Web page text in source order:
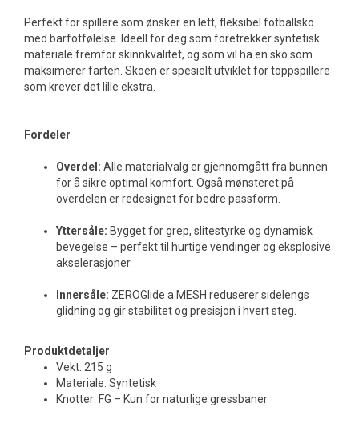
Perfekt for spillere som ønsker en lett, fleksibel fotballsko
med barfotfølelse. Ideell for deg som foretrekker syntetisk
materiale fremfor skinnkvalitet, og som vil ha en sko som
maksimerer farten. Skoen er spesielt utviklet for toppspillere
som krever det lille ekstra.
Fordeler
Overdel: Alle materialvalg er gjennomgått fra bunnen
for å sikre optimal komfort. Også mønsteret på
overdelen er redesignet for bedre passform.
Yttersåle: Bygget for grep, slitestyrke og dynamisk
bevegelse – perfekt til hurtige vendinger og eksplosive
akselerasjoner.
Innersåle: ZEROGlide a MESH reduserer sidelengs
glidning og gir stabilitet og presisjon i hvert steg.
Produktdetaljer
Vekt: 215 g
Materiale: Syntetisk
Knotter: FG – Kun for naturlige gressbaner